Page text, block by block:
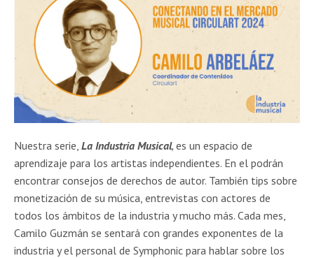
Nuestra serie,La Industria Musical,es un espacio de
aprendizaje para los artistas independientes. En el podrán
encontrar consejos de derechos de autor. También tips sobre
monetización de su música, entrevistas con actores de
todos los ámbitos de la industria y mucho más. Cada mes,
Camilo Guzmán se sentará con grandes exponentes de la
industria y el personal de Symphonic para hablar sobre los